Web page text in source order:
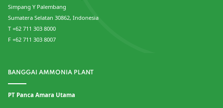
Simpang Y Palembang
Sumatera Selatan 30862, Indonesia
T +62 711 303 8000
F +62 711 303 8007
BANGGAI AMMONIA PLANT
PT Panca Amara Utama